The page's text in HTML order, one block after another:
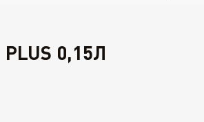
0,15Л